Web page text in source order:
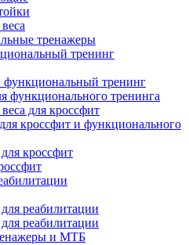
тренажеры
тренинг
функциональный тренинг
функционального тренинга
для кроссфит
кроссфит и функционального
кроссфит
реабилитации
реабилитации
и МТБ